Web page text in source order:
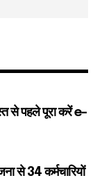
से पहले पूरा करें e-
से 34 कर्मचारियों